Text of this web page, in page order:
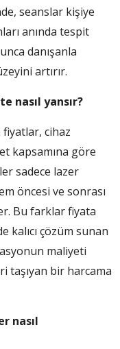
seanslar kişiye
anında tespit
danışanla
artırır.
nasıl yansır?
cihaz
kapsamına göre
sadece lazer
öncesi ve sonrası
Bu farklar fiyata
kalıcı çözüm sunan
maliyeti
taşıyan bir harcama
nasıl